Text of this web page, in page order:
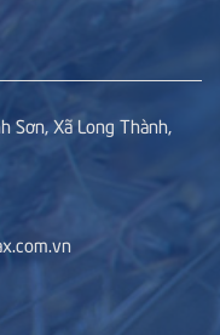
Sơn, Xã Long Thành,